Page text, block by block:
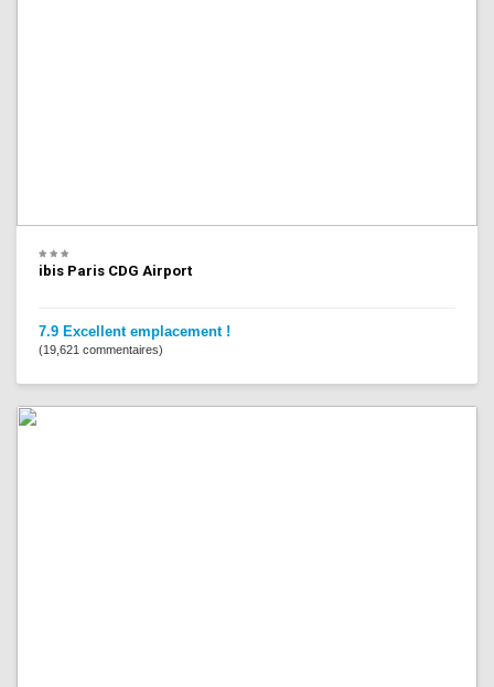
ibis Paris CDG Airport
7.9 Excellent emplacement !
(19,621 commentaires)